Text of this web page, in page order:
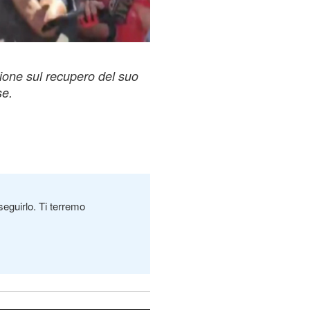
sul recupero del suo
Ti terremo